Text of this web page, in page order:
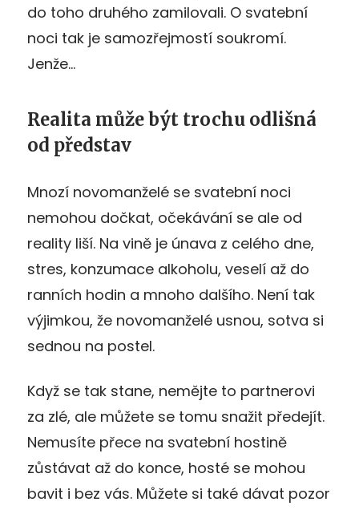
do toho druhého zamilovali. O svatební
noci tak je samozřejmostí soukromí.
Jenže…
Realita může být trochu odlišná
od představ
Mnozí novomanželé se svatební noci
nemohou dočkat, očekávání se ale od
reality liší. Na vině je únava z celého dne,
stres, konzumace alkoholu, veselí až do
ranních hodin a mnoho dalšího. Není tak
výjimkou, že novomanželé usnou, sotva si
sednou na postel.
Když se tak stane, nemějte to partnerovi
za zlé, ale můžete se tomu snažit předejít.
Nemusíte přece na svatební hostině
zůstávat až do konce, hosté se mohou
bavit i bez vás. Můžete si také dávat pozor